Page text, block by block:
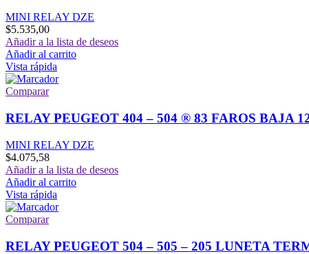
MINI RELAY DZE
$5.535,00
Añadir a la lista de deseos
Añadir al carrito
Vista rápida
Comparar
RELAY PEUGEOT 404 – 504 ® 83 FAROS BAJA
MINI RELAY DZE
$4.075,58
Añadir a la lista de deseos
Añadir al carrito
Vista rápida
Comparar
RELAY PEUGEOT 504 – 505 – 205 LUNETA